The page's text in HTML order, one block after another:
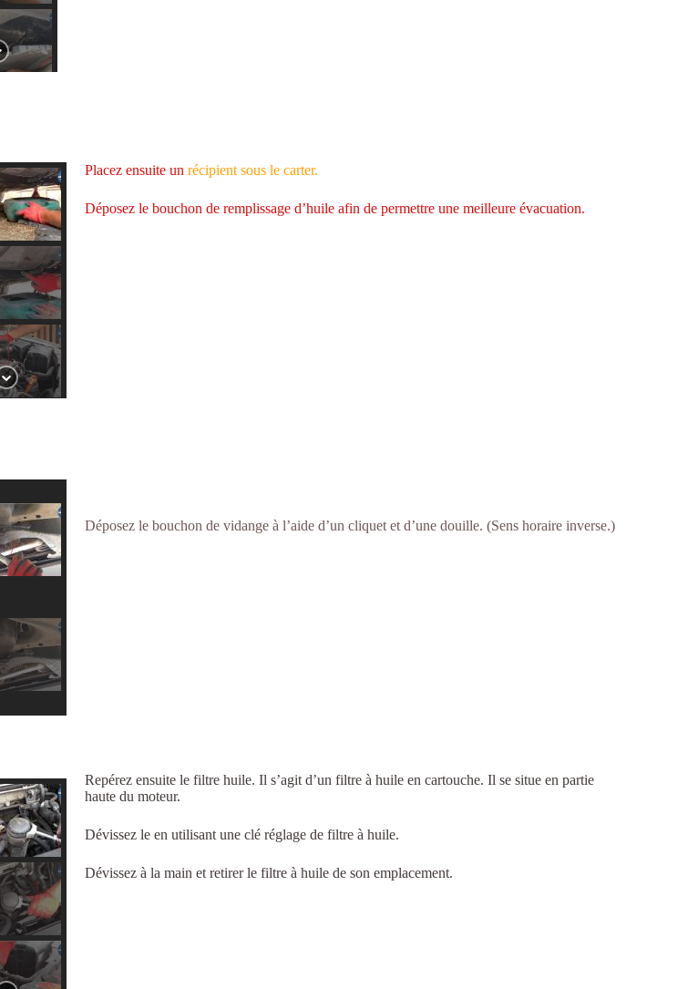
Placez ensuite un récipient sous le carter.
Déposez le bouchon de remplissage d’huile afin de permettre une meilleure évacuation.
Déposez le bouchon de vidange à l’aide d’un cliquet et d’une douille. (Sens horaire inverse.)
Repérez ensuite le filtre huile. Il s’agit d’un filtre à huile en cartouche. Il se situe en partie
haute du moteur.
Dévissez le en utilisant une clé réglage de filtre à huile.
Dévissez à la main et retirer le filtre à huile de son emplacement.